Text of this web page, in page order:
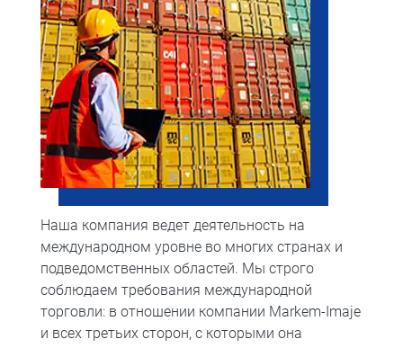
Наша компания ведет деятельность на
международном уровне во многих странах и
подведомственных областей. Мы строго
соблюдаем требования международной
торговли: в отношении компании Markem-Imaje
и всех третьих сторон, с которыми она